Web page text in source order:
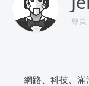
專員
網路、科技、